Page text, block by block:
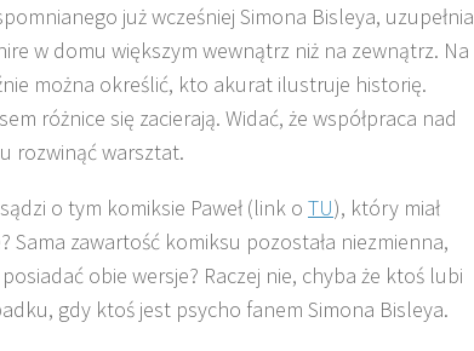
już wcześniej Simona Bisleya, uzupełnia
w domu większym wewnątrz niż na zewnątrz. Na
można określić, kto akurat ilustruje historię.
różnice się zacierają. Widać, że współpraca nad
rozwinąć warsztat.
sądzi o tym komiksie Paweł (link o TU), który miał
Sama zawartość komiksu pozostała niezmienna,
obie wersje? Raczej nie, chyba że ktoś lubi
gdy ktoś jest psycho fanem Simona Bisleya.